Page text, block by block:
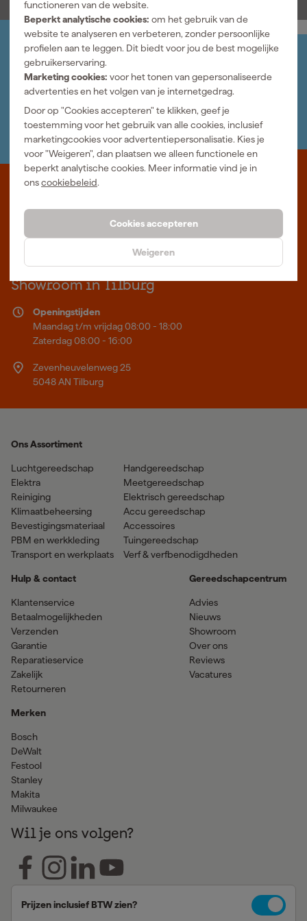
functioneren van de website.
Beperkt analytische cookies: om het gebruik van de
website te analyseren en verbeteren, zonder persoonlijke
profielen aan te leggen. Dit biedt voor jou de best mogelijke
gebruikerservaring.
Marketing cookies: voor het tonen van gepersonaliseerde
advertenties en het volgen van je internetgedrag.
Door op "Cookies accepteren" te klikken, geef je
toestemming voor het gebruik van alle cookies, inclusief
marketingcookies voor advertentiepersonalisatie. Kies je
voor "Weigeren", dan plaatsen we alleen functionele en
beperkt analytische cookies. Meer informatie vind je in
onscookiebeleid.
Cookies accepteren
Weigeren
Jouw account
Log-in en beheer je bestellingen en gegevens
Nieuwsbrief
Inschrijven wekelijkse nieuwsbrief
Wij helpen je graag
Neem contact op met één van onze specialisten.
Waar staat Gereedschapcentrum voor
Professioneel gereedschap met advies op maat: wij zijn dé online
specialist, wat je project ook is. Gereedschapcentrum is Beter
Showroom in Tilburg
Openingstijden
Maandag t/m vrijdag 08:00 - 18:00
Zaterdag 08:00 - 16:00
Zevenheuvelenweg 25
5048 AN Tilburg
Ons Assortiment
Luchtgereedschap
Elektra
Reiniging
Klimaatbeheersing
Bevestigingsmateriaal
PBM en werkkleding
Transport en werkplaats
Handgereedschap
Meetgereedschap
Elektrisch gereedschap
Accu gereedschap
Accessoires
Tuingereedschap
Verf & verfbenodigdheden
Hulp & contact
Klantenservice
Betaalmogelijkheden
Verzenden
Garantie
Reparatieservice
Zakelijk
Retourneren
Merken
Bosch
DeWalt
Festool
Stanley
Makita
Milwaukee
Gereedschapcentrum
Advies
Nieuws
Showroom
Over ons
Reviews
Vacatures
Wil je ons volgen?
Prijzen inclusief BTW zien?